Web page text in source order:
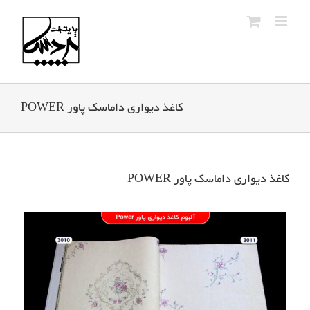
کاغذ دیواری داماسک پاور POWER
کاغذ دیواری داماسک پاور POWER